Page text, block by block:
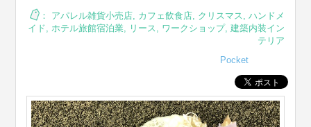
： アパレル雑貨小売店, カフェ飲食店, クリスマス, ハンドメ
イド, ホテル旅館宿泊業, リース, ワークショップ, 建築内装イン
テリア
Pocket